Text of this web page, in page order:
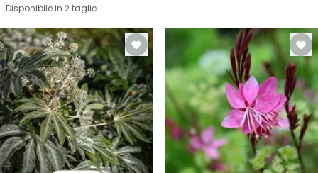
Disponibile in 2 taglie